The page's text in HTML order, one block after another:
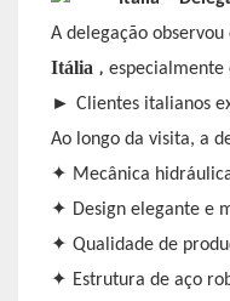
A delegação
Itália , especialmente
► Clientes italianos
Ao longo da visita, a
✦ Mecânica
✦ Design elegante e
✦ Qualidade de
✦ Estrutura de aço